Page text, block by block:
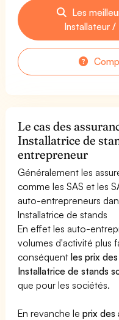
Les
Installateur /
Le cas des
Installatrice de
entrepreneur
Généralement les
comme les SAS et les
auto-entrepreneurs
Installatrice de stands
En effet les auto-
volumes d'activité plus
conséquentles prix
Installatrice de stands
que pour les sociétés.
En revanche leprix des